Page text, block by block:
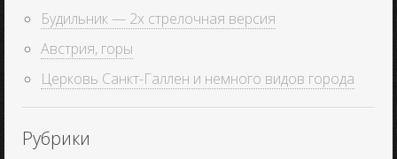
Будильник — 2х стрелочная версия
Австрия, горы
Церковь Санкт-Галлен и немного видов города
Рубрики